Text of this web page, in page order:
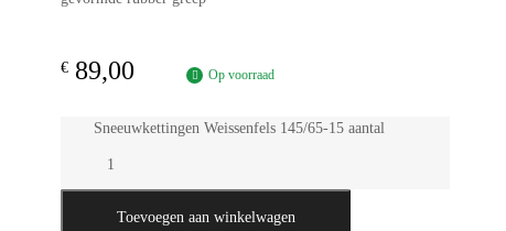
€ 89,00 Op voorraad
Sneeuwkettingen Weissenfels 145/65-15 aantal
Toevoegen aan winkelwagen